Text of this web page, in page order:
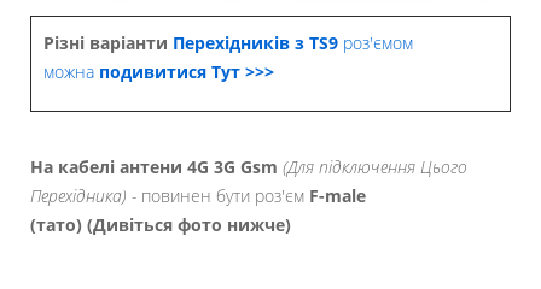
Різні варіанти Перехідників з TS9 роз'ємом
можна подивитися Тут >>>
На кабелі антени 4G 3G Gsm (Для підключення Цього
Перехідника) - повинен бути роз'єм F-male
(тато) (Дивіться фото нижче)